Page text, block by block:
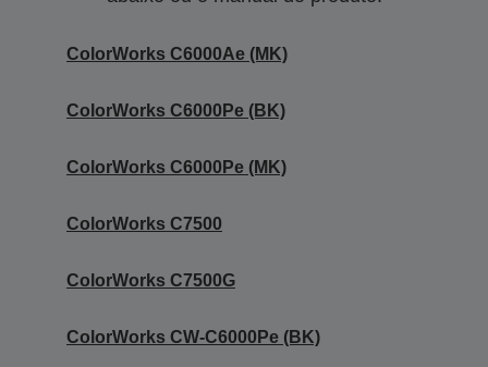
ColorWorks C6000Ae (MK)
ColorWorks C6000Pe (BK)
ColorWorks C6000Pe (MK)
ColorWorks C7500
ColorWorks C7500G
ColorWorks CW-C6000Pe (BK)